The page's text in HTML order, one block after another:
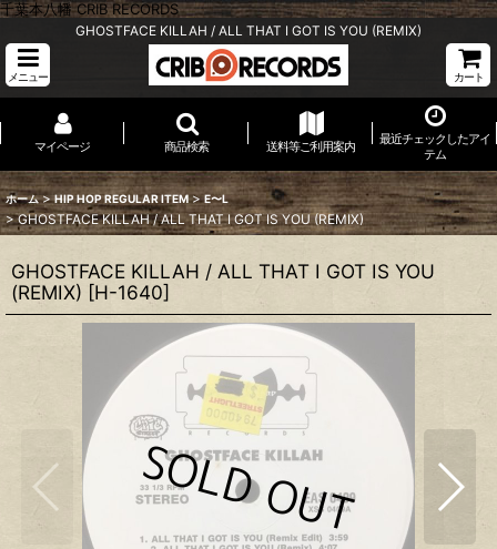
千葉本八幡 CRIB RECORDS
GHOSTFACE KILLAH / ALL THAT I GOT IS YOU (REMIX)
メニュー カート
マイページ 商品検索 送料等ご利用案内
最近チェックしたアイ
テム
ホーム > HIP HOP REGULAR ITEM > E〜L
> GHOSTFACE KILLAH / ALL THAT I GOT IS YOU (REMIX)
GHOSTFACE KILLAH / ALL THAT I GOT IS YOU
(REMIX) [H-1640]